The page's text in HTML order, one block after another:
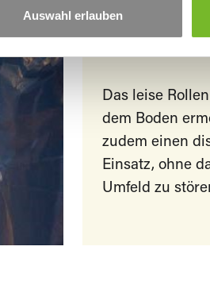
Auswahl erlauben
Das leise
dem Boden
zudem einen
Einsatz, ohne
Umfeld zu